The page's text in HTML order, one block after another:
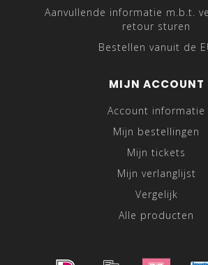
Aanvullende informatie m.b.t.
retour sturen
Bestellen vanuit de
MIJN ACCOUNT
Account informatie
Mijn bestellingen
Mijn tickets
Mijn verlanglijst
Vergelijk
Alle producten